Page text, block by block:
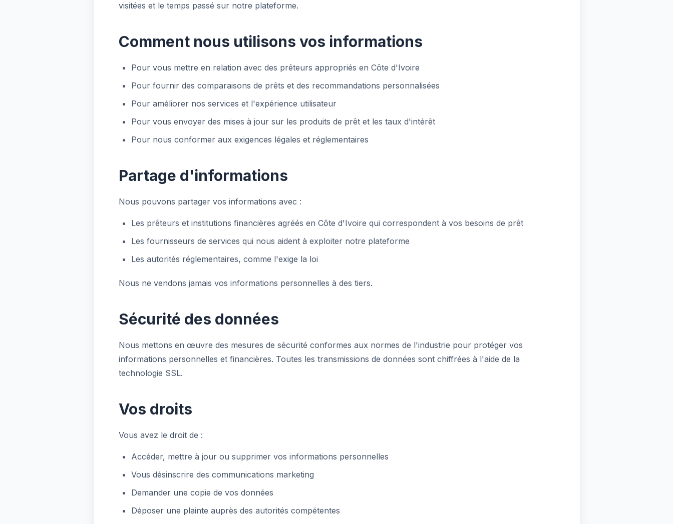
visitées et le temps passé sur notre plateforme.
Comment nous utilisons vos informations
Pour vous mettre en relation avec des prêteurs appropriés en Côte d'Ivoire
Pour fournir des comparaisons de prêts et des recommandations personnalisées
Pour améliorer nos services et l'expérience utilisateur
Pour vous envoyer des mises à jour sur les produits de prêt et les taux d'intérêt
Pour nous conformer aux exigences légales et réglementaires
Partage d'informations
Nous pouvons partager vos informations avec :
Les prêteurs et institutions financières agréés en Côte d'Ivoire qui correspondent à vos besoins de prêt
Les fournisseurs de services qui nous aident à exploiter notre plateforme
Les autorités réglementaires, comme l'exige la loi
Nous ne vendons jamais vos informations personnelles à des tiers.
Sécurité des données
Nous mettons en œuvre des mesures de sécurité conformes aux normes de l'industrie pour protéger vos
informations personnelles et financières. Toutes les transmissions de données sont chiffrées à l'aide de la
technologie SSL.
Vos droits
Vous avez le droit de :
Accéder, mettre à jour ou supprimer vos informations personnelles
Vous désinscrire des communications marketing
Demander une copie de vos données
Déposer une plainte auprès des autorités compétentes